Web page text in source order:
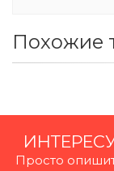
Похожие
Просто